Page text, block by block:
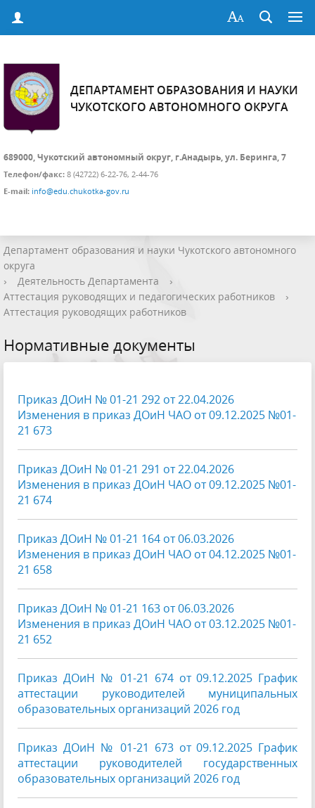
ДЕПАРТАМЕНТ ОБРАЗОВАНИЯ И НАУКИ
ЧУКОТСКОГО АВТОНОМНОГО ОКРУГА
689000, Чукотский автономный округ, г.Анадырь, ул. Беринга, 7
Телефон/факс: 8 (42722) 6-22-76, 2-44-76
E-mail: info@edu.chukotka-gov.ru
Департамент образования и науки Чукотского автономного
округа
›
Деятельность Департамента
›
Аттестация руководящих и педагогических работников
›
Аттестация руководящих работников
Нормативные документы
Приказ ДОиН № 01-21 292 от 22.04.2026
Изменения в приказ ДОиН ЧАО от 09.12.2025 №01-
21 673
Приказ ДОиН № 01-21 291 от 22.04.2026
Изменения в приказ ДОиН ЧАО от 09.12.2025 №01-
21 674
Приказ ДОиН № 01-21 164 от 06.03.2026
Изменения в приказ ДОиН ЧАО от 04.12.2025 №01-
21 658
Приказ ДОиН № 01-21 163 от 06.03.2026
Изменения в приказ ДОиН ЧАО от 03.12.2025 №01-
21 652
Приказ ДОиН № 01-21 674 от 09.12.2025 График
аттестации руководителей муниципальных
образовательных организаций 2026 год
Приказ ДОиН № 01-21 673 от 09.12.2025 График
аттестации руководителей государственных
образовательных организаций 2026 год